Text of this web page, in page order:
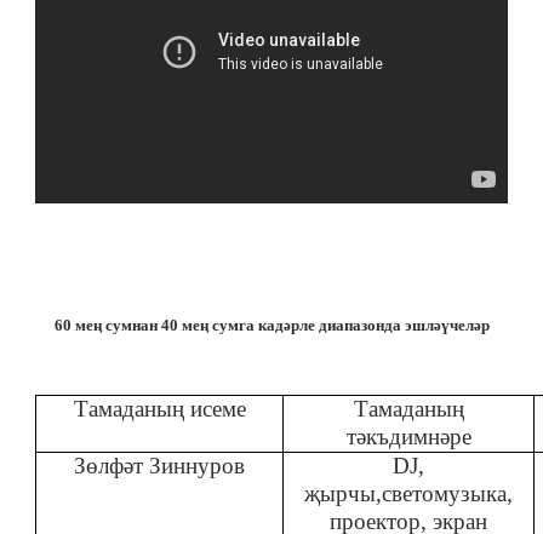
60 мең сумнан 40 мең сумга кадәрле диапазонда эшләүчеләр
Тамаданың исеме
Тамаданың
тәкъдимнәре
Зөлфәт Зиннуров
DJ,
җырчы,светомузыка,
проектор, экран